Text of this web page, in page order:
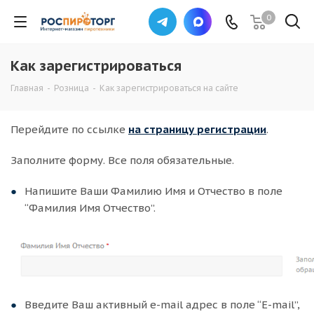
0
Как зарегистрироваться
Главная - Розница - Как зарегистрироваться на сайте
Перейдите по ссылке на страницу регистрации.
Заполните форму. Все поля обязательные.
Напишите Ваши Фамилию Имя и Отчество в поле
“Фамилия Имя Отчество”.
Введите Ваш активный e-mail адрес в поле “E-mail”,